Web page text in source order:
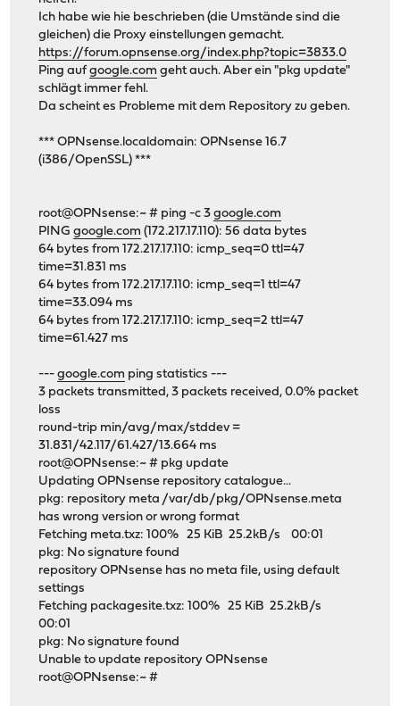
Ich habe wie hie beschrieben (die Umstände sind die
gleichen) die Proxy einstellungen gemacht.
https://forum.opnsense.org/index.php?topic=3833.0
Ping aufgoogle.com geht auch. Aber ein "pkg update"
schlägt immer fehl.
Da scheint es Probleme mit dem Repository zu geben.
*** OPNsense.localdomain: OPNsense 16.7
(i386/OpenSSL) ***
root@OPNsense:~ # ping -c 3google.com
PINGgoogle.com (172.217.17.110): 56 data bytes
64 bytes from 172.217.17.110: icmp_seq=0 ttl=47
time=31.831 ms
64 bytes from 172.217.17.110: icmp_seq=1 ttl=47
time=33.094 ms
64 bytes from 172.217.17.110: icmp_seq=2 ttl=47
time=61.427 ms
---google.com ping statistics ---
3 packets transmitted, 3 packets received, 0.0% packet
loss
round-trip min/avg/max/stddev =
31.831/42.117/61.427/13.664 ms
root@OPNsense:~ # pkg update
Updating OPNsense repository catalogue...
pkg: repository meta /var/db/pkg/OPNsense.meta
has wrong version or wrong format
Fetching meta.txz: 100% 25 KiB 25.2kB/s 00:01
pkg: No signature found
repository OPNsense has no meta file, using default
settings
Fetching packagesite.txz: 100% 25 KiB 25.2kB/s
00:01
pkg: No signature found
Unable to update repository OPNsense
root@OPNsense:~ #